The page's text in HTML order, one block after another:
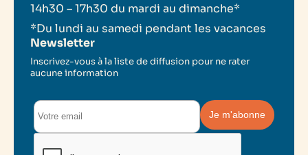
14h30 – 17h30 du mardi au dimanche*
*Du lundi au samedi pendant les vacances
Newsletter
Inscrivez-vous à la liste de diffusion pour ne rater
aucune information